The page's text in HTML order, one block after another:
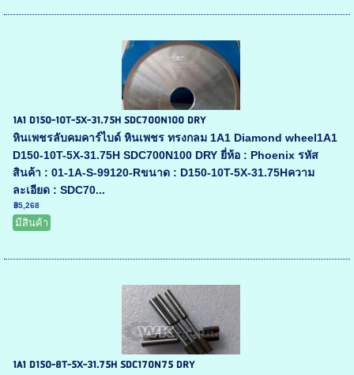
1A1 D150-10T-5X-31.75H SDC700N100 DRY
หินเพชรลับคมคาร์ไบด์ หินเพชร ทรงกลม 1A1 Diamond wheel1A1
D150-10T-5X-31.75H SDC700N100 DRY ยี่ห้อ : Phoenix รหัส
สินค้า : 01-1A-S-99120-Rขนาด : D150-10T-5X-31.75Hความ
ละเอียด : SDC70...
฿5,268
มีสินค้า
1A1 D150-8T-5X-31.75H SDC170N75 DRY